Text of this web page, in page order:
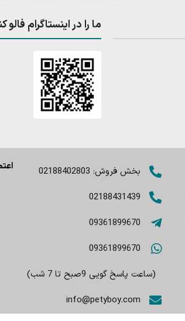
ما را در اینستاگرام فالو
بخش فروش: 02188402803
02188431439
09361899670
09361899670
(ساعت پاسخ گویی 9صبح تا 7 شب)
info@petyboy.com